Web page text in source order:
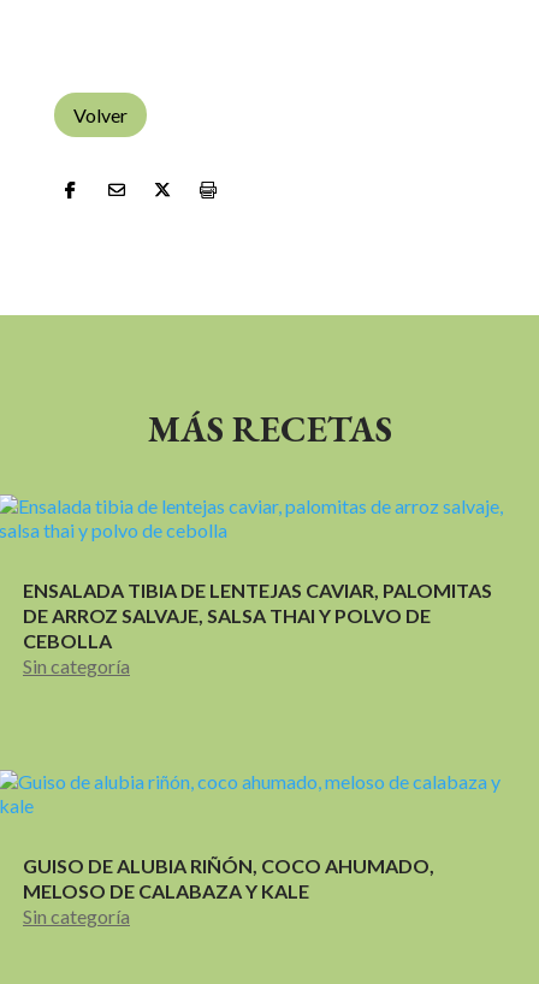
Volver
MÁS RECETAS
ENSALADA TIBIA DE LENTEJAS CAVIAR, PALOMITAS
DE ARROZ SALVAJE, SALSA THAI Y POLVO DE
CEBOLLA
Sin categoría
GUISO DE ALUBIA RIÑÓN, COCO AHUMADO,
MELOSO DE CALABAZA Y KALE
Sin categoría